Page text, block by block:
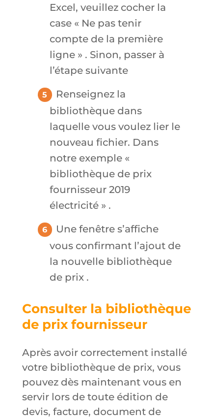
Excel, veuillez cocher la
case « Ne pas tenir
compte de la première
ligne » . Sinon, passer à
l’étape suivante
Renseignez la
bibliothèque dans
laquelle vous voulez lier le
nouveau fichier. Dans
notre exemple «
bibliothèque de prix
fournisseur 2019
électricité » .
Une fenêtre s’affiche
vous confirmant l’ajout de
la nouvelle bibliothèque
de prix .
Consulter la bibliothèque
de prix fournisseur
Après avoir correctement installé
votre bibliothèque de prix, vous
pouvez dès maintenant vous en
servir lors de toute édition de
devis, facture, document de